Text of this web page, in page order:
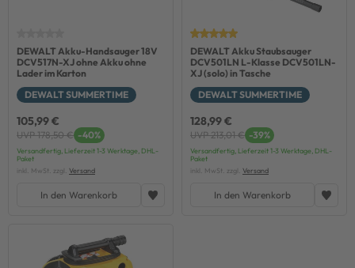
DEWALT Akku-Handsauger 18V
DCV517N-XJ ohne Akku ohne
Lader im Karton
DEWALT SUMMERTIME
105,99 €
UVP 178,50 € -40%
Versandfertig, Lieferzeit 1-3 Werktage, DHL-
Paket
inkl. MwSt. zzgl. Versand
In den Warenkorb
DEWALT Akku Staubsauger
DCV501LN L-Klasse DCV501LN-
XJ (solo) in Tasche
DEWALT SUMMERTIME
128,99 €
UVP 213,01 € -39%
Versandfertig, Lieferzeit 1-3 Werktage, DHL-
Paket
inkl. MwSt. zzgl. Versand
In den Warenkorb